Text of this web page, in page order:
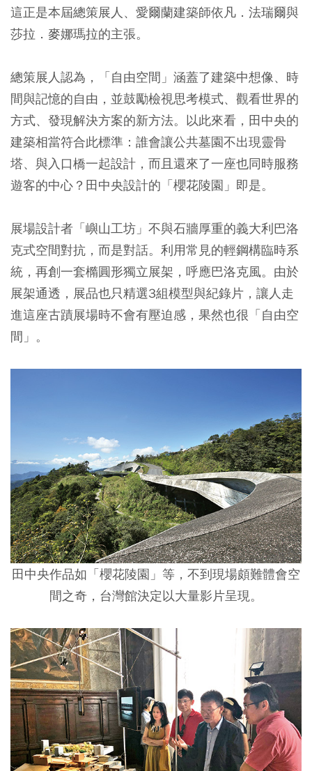
這正是本屆總策展人、愛爾蘭建築師依凡．法瑞爾與
莎拉．麥娜瑪拉的主張。
總策展人認為，「自由空間」涵蓋了建築中想像、時
間與記憶的自由，並鼓勵檢視思考模式、觀看世界的
方式、發現解決方案的新方法。以此來看，田中央的
建築相當符合此標準：誰會讓公共墓園不出現靈骨
塔、與入口橋一起設計，而且還來了一座也同時服務
遊客的中心？田中央設計的「櫻花陵園」即是。
展場設計者「嶼山工坊」不與石牆厚重的義大利巴洛
克式空間對抗，而是對話。利用常見的輕鋼構臨時系
統，再創一套橢圓形獨立展架，呼應巴洛克風。由於
展架通透，展品也只精選3組模型與紀錄片，讓人走
進這座古蹟展場時不會有壓迫感，果然也很「自由空
間」。
田中央作品如「櫻花陵園」等，不到現場頗難體會空
間之奇，台灣館決定以大量影片呈現。